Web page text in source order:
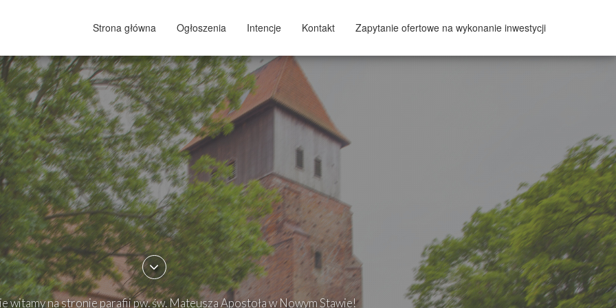
Strona główna Ogłoszenia Intencje Kontakt Zapytanie ofertowe na wykonanie inwestycji
witamy na stronie parafii pw. św. Mateusza Apostoła w Nowym Stawie!